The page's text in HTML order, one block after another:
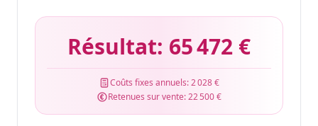
Résultat: 65 472 €
Coûts fixes annuels:2 028 €
Retenues sur vente:22 500 €